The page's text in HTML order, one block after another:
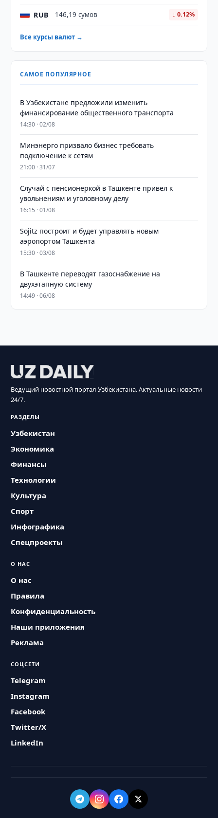
RUB 146,19 сумов ↓ 0.12%
Все курсы валют →
САМОЕ ПОПУЛЯРНОЕ
В Узбекистане предложили изменить
финансирование общественного транспорта
14:30 · 02/08
Минэнерго призвало бизнес требовать
подключение к сетям
21:00 · 31/07
Случай с пенсионеркой в Ташкенте привел к
увольнениям и уголовному делу
16:15 · 01/08
Sojitz построит и будет управлять новым
аэропортом Ташкента
15:30 · 03/08
В Ташкенте переводят газоснабжение на
двухэтапную систему
14:49 · 06/08
Ведущий новостной портал Узбекистана. Актуальные новости
24/7.
РАЗДЕЛЫ
Узбекистан
Экономика
Финансы
Технологии
Культура
Спорт
Инфографика
Спецпроекты
О НАС
О нас
Правила
Конфиденциальность
Наши приложения
Реклама
СОЦСЕТИ
Telegram
Instagram
Facebook
Twitter/X
LinkedIn